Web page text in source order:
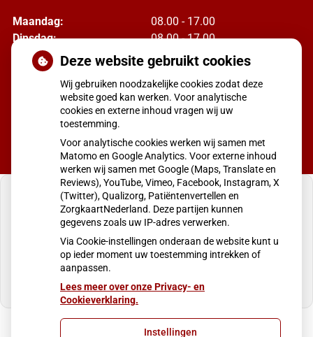
Maandag:
08.00 - 17.00
Dinsdag:
08.00 - 17.00
Woensdag:
08.00 - 17.00
Donderdag:
08:00 - 17.00
08.00 - 17.00
U heeft geen toestemming gegeven voor
externe inhoud die nodig is om dit te zien.
Cookie-instellingen wijzigen
Deze website gebruikt cookies
Wij gebruiken noodzakelijke cookies zodat deze
website goed kan werken. Voor analytische
cookies en externe inhoud vragen wij uw
toestemming.
Voor analytische cookies werken wij samen met
Matomo en Google Analytics. Voor externe inhoud
werken wij samen met Google (Maps, Translate en
Reviews), YouTube, Vimeo, Facebook, Instagram, X
(Twitter), Qualizorg, Patiëntenvertellen en
ZorgkaartNederland. Deze partijen kunnen
gegevens zoals uw IP-adres verwerken.
Via Cookie-instellingen onderaan de website kunt u
op ieder moment uw toestemming intrekken of
aanpassen.
Lees meer over onze Privacy- en
Cookieverklaring.
Instellingen